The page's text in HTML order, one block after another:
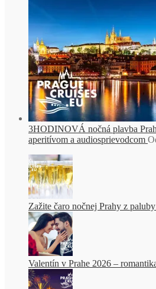
3HODINOVÁ nočná plavba
aperitívom a audiosprievodcom
Zažite čaro nočnej Prahy z
Valentín v Prahe 2026 –